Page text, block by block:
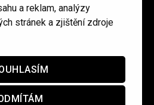
a reklam, analýzy
stránek a zjištění zdroje